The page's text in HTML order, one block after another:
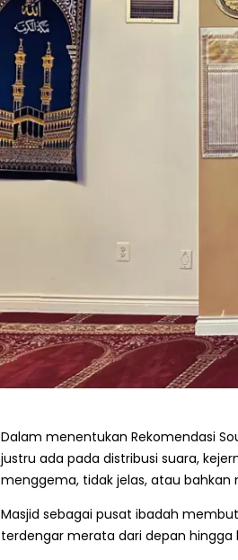
Dalam menentukan Rekomendasi
justru ada pada distribusi suara,
menggema, tidak jelas, atau bahkan
Masjid sebagai pusat ibadah
terdengar merata dari depan hingga